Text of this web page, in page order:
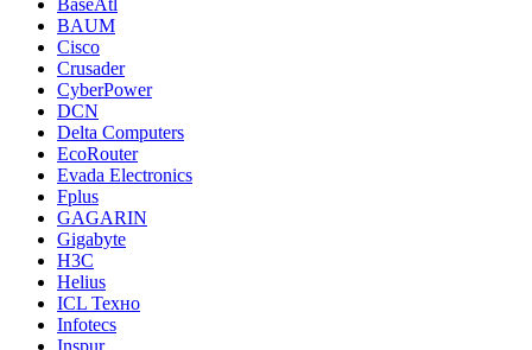
BaseAtl
BAUM
Cisco
Crusader
CyberPower
DCN
Delta Computers
EcoRouter
Evada Electronics
Fplus
GAGARIN
Gigabyte
H3C
Helius
ICL Техно
Infotecs
Inspur